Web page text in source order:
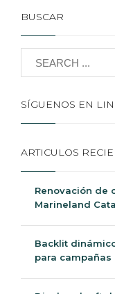
BUSCAR
SÍGUENOS EN
ARTICULOS
Renovación de
Marineland
Backlit
para